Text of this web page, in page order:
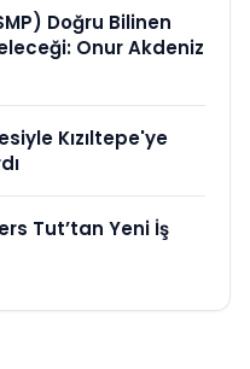
Doğru Bilinen
Onur Akdeniz
Kızıltepe'ye
Tut’tan Yeni İş